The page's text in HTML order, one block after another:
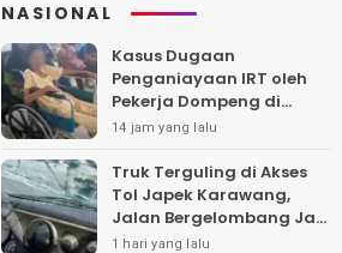
NASIONAL
Kasus Dugaan
Penganiayaan IRT oleh
Pekerja Dompeng di
Batanghari Jalan 7 Bulan,
Kepastian Hukum
14 jam yang lalu
Truk Terguling di Akses
Tol Japek Karawang,
Jalan Bergelombang Jadi
Sorotan
1 hari yang lalu